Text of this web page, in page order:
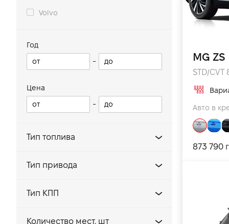
Volvo
Год
-
Цена
-
Тип топлива
Гибрид
Тип привода
Передний
Тип КПП
Количество мест, шт
MG ZS
STD/CVT
Авто в
873 790